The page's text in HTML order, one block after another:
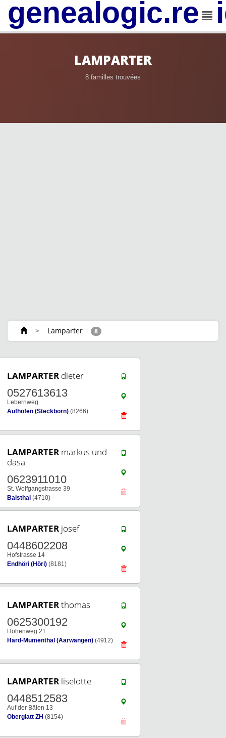
LAMPARTER
8 familles trouvées
> Lamparter 8
LAMPARTER dieter
0527613613
Lebernweg
Aufhofen (Steckborn) (8266)
LAMPARTER markus und
dasa
0623911010
St. Wolfgangstrasse 39
Balsthal (4710)
LAMPARTER josef
0448602208
Hofstrasse 14
Endhöri (Höri) (8181)
LAMPARTERthomas
0625300192
Höhenweg 21
Hard-Mumenthal (Aarwangen) (4912)
LAMPARTER liselotte
0448512583
Auf der Bälen 13
Oberglatt ZH (8154)